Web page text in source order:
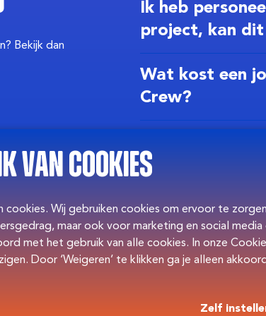
van cookies
cookies. Wij gebruiken cookies om ervoor te
maar ook voor marketing en social
met het gebruik van alle cookies. In onze
Door ‘Weigeren’ te klikken ga je alleen
Zelf
Bekijk dan
Ik heb
project, kan
knallen in een project bij
een roadtrip. Wij
Wat kost een
Crew?
natuurlijk het talent zelf.
dit?
krijgen het gehele
in onze tarieven, dus
onderdeel van onze
trainingen en
gesprekstechnieken en
Hoe lang duurt
tot aannemen?
Gemiddeld gezien is
vragen we jou ook vaak